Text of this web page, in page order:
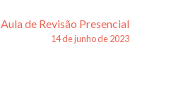
Aula de Revisão Presencial
14 de junho de 2023